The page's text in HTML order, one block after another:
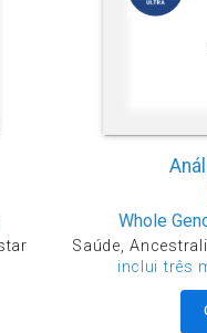
Whole
Saúde,
inclui três